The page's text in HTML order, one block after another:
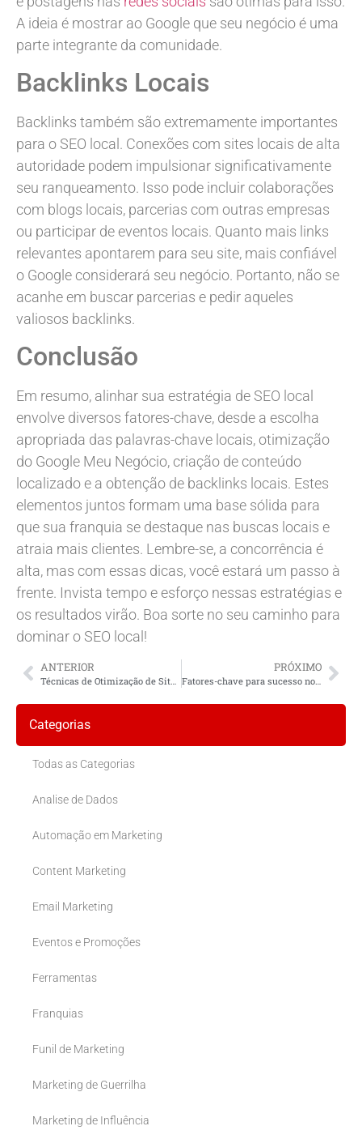
A ideia é mostrar ao Google que seu negócio é uma
parte integrante da comunidade.
Backlinks Locais
Backlinks também são extremamente importantes
para o SEO local. Conexões com sites locais de alta
autoridade podem impulsionar significativamente
seu ranqueamento. Isso pode incluir colaborações
com blogs locais, parcerias com outras empresas
ou participar de eventos locais. Quanto mais links
relevantes apontarem para seu site, mais confiável
o Google considerará seu negócio. Portanto, não se
acanhe em buscar parcerias e pedir aqueles
valiosos backlinks.
Conclusão
Em resumo, alinhar sua estratégia de SEO local
envolve diversos fatores-chave, desde a escolha
apropriada das palavras-chave locais, otimização
do Google Meu Negócio, criação de conteúdo
localizado e a obtenção de backlinks locais. Estes
elementos juntos formam uma base sólida para
que sua franquia se destaque nas buscas locais e
atraia mais clientes. Lembre-se, a concorrência é
alta, mas com essas dicas, você estará um passo à
frente. Invista tempo e esforço nessas estratégias e
os resultados virão. Boa sorte no seu caminho para
dominar o SEO local!
ANTERIOR PRÓXIMO
Fatores-chave para sucesso no SEO local
Categorias
Todas as Categorias
Analise de Dados
Automação em Marketing
Content Marketing
Email Marketing
Eventos e Promoções
Ferramentas
Franquias
Funil de Marketing
Marketing de Guerrilha
Marketing de Influência